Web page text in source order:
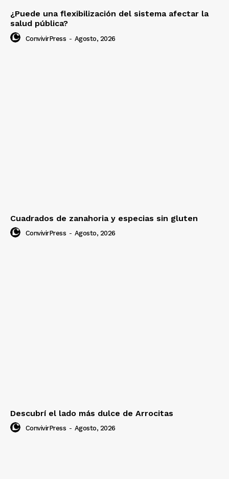
¿Puede una flexibilización del sistema afectar la
salud pública?
ConvivirPress - Agosto, 2026
Cuadrados de zanahoria y especias sin gluten
ConvivirPress - Agosto, 2026
Descubrí el lado más dulce de Arrocitas
ConvivirPress - Agosto, 2026